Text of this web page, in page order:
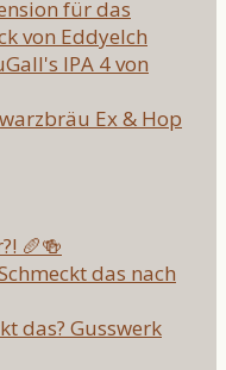
für das
von Eddyelch
IPA 4 von
Ex & Hop
🥖🍻
das nach
das? Gusswerk